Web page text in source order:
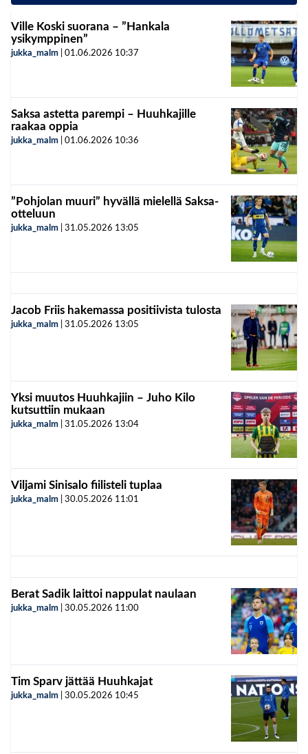
Ville Koski suorana – ”Hankala
ysikymppinen”
jukka_malm 01.06.2026 10:37
Saksa astetta parempi – Huuhkajille
raakaa oppia
jukka_malm 01.06.2026 10:36
”Pohjolan muuri” hyvällä mielellä Saksa-
otteluun
jukka_malm 31.05.2026 13:05
Jacob Friis hakemassa positiivista tulosta
jukka_malm 31.05.2026 13:05
Yksi muutos Huuhkajiin – Juho Kilo
kutsuttiin mukaan
jukka_malm 31.05.2026 13:04
Viljami Sinisalo fiilisteli tuplaa
jukka_malm 30.05.2026 11:01
Berat Sadik laittoi nappulat naulaan
jukka_malm 30.05.2026 11:00
Tim Sparv jättää Huuhkajat
jukka_malm 30.05.2026 10:45